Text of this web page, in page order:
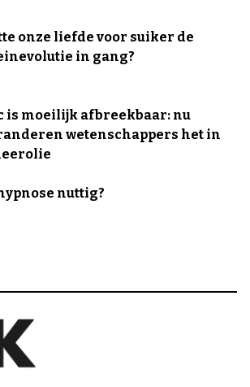
onze liefde voor suiker de
in gang?
is moeilijk afbreekbaar: nu
wetenschappers het in
nuttig?